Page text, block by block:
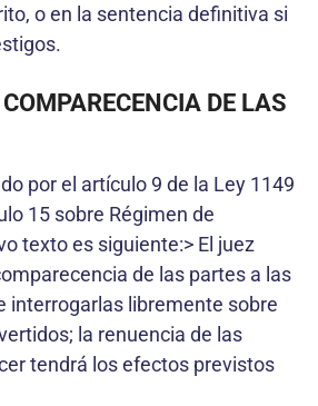
o en la sentencia definitiva si
DE LAS
por el artículo 9 de la Ley 1149
15 sobre Régimen de
texto es siguiente:> El juez
de las partes a las
interrogarlas libremente sobre
la renuencia de las
tendrá los efectos previstos